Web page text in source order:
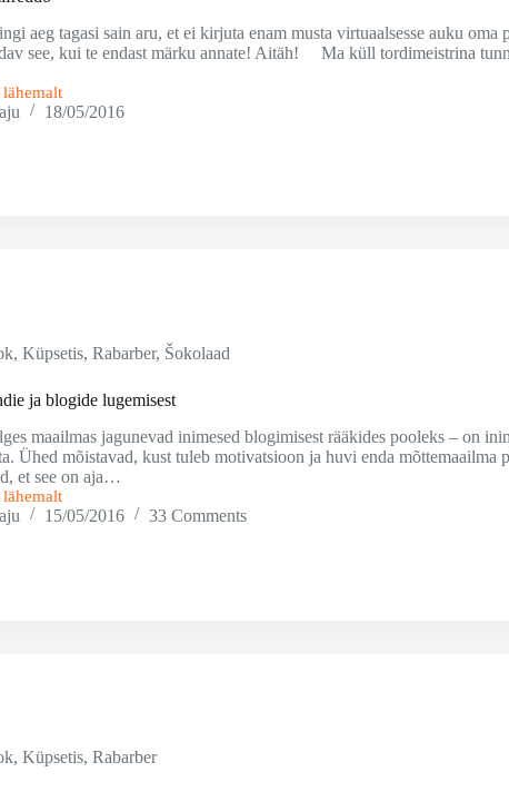
aeg tagasi sain aru, et ei kirjuta enam musta virtuaalsesse auku
see, kui te endast märku annate! Aitäh! Ma küll tordimeistrina
lähemalt
18/05/2016
,Küpsetis,Rabarber, Šokolaad
ja blogide lugemisest
maailmas jagunevad inimesed blogimisest rääkides pooleks – on
Ühed mõistavad, kust tuleb motivatsioon ja huvi enda mõttemaailma
et see on aja…
lähemalt
15/05/2016 33 Comments
,Küpsetis,Rabarber